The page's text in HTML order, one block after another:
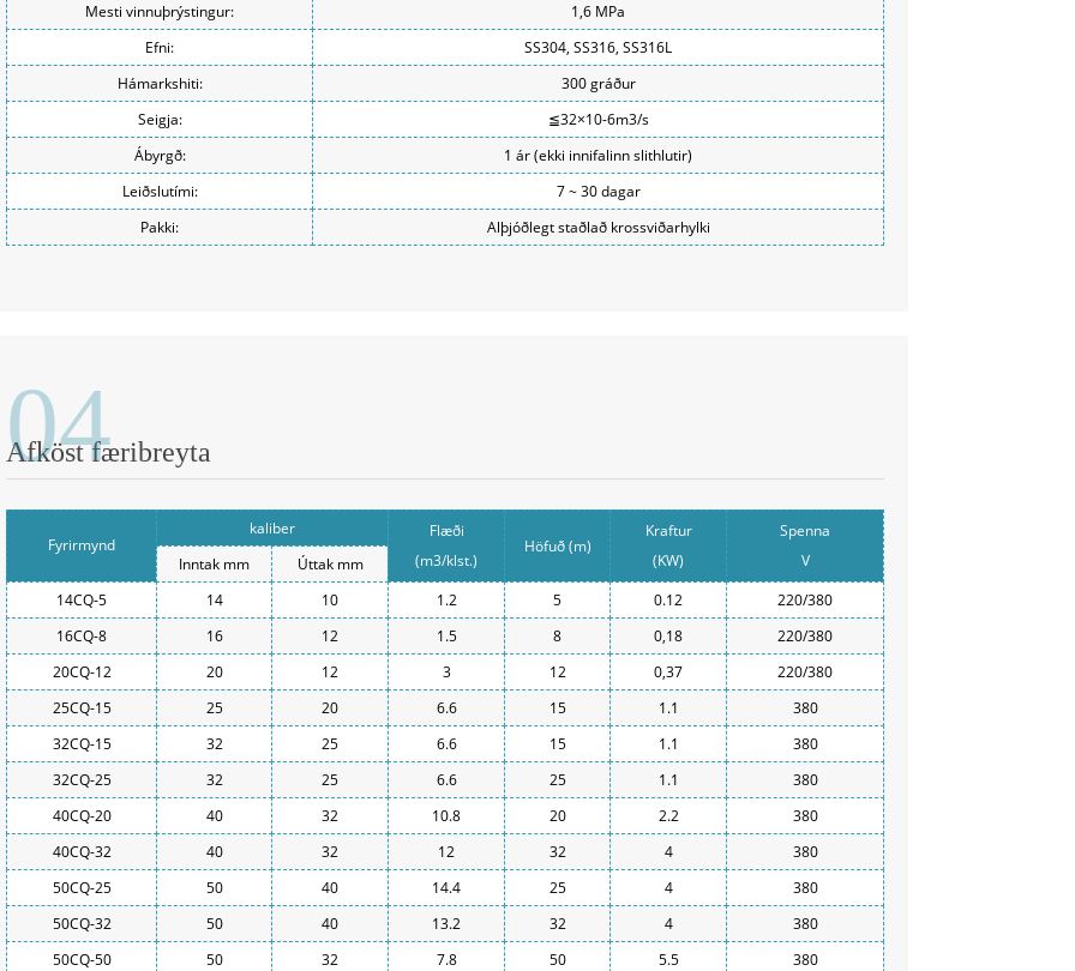
Mesti vinnuþrýstingur:
1,6 MPa
Efni:
SS304, SS316, SS316L
Hámarkshiti:
300 gráður
Seigja:
≦32×10-6m3/s
Ábyrgð:
1 ár (ekki innifalinn slithlutir)
Leiðslutími:
7 ~ 30 dagar
Pakki:
Alþjóðlegt staðlað krossviðarhylki
04
Afköst færibreyta
Fyrirmynd
kaliber
Flæði
(m3/klst.)
Höfuð (m)
Kraftur
(KW)
Spenna
V
Inntak mm
Úttak mm
14CQ-5
14 10 1.2 5 0.12
220/380
16CQ-8
16 12 1.5 8 0,18
220/380
20CQ-12
20 12 3 12 0,37
220/380
25CQ-15
25 20 6.6 15 1.1
380
32CQ-15
32 25 6.6 15 1.1
380
32CQ-25
32 25 6.6 25 1.1
380
40CQ-20
40 32 10.8 20 2.2
380
40CQ-32
40 32 12 32 4
380
50CQ-25
50 40 14.4 25 4
380
50CQ-32
50 40 13.2 32 4
380
50CQ-50
50 32 7.8 50 5.5
380